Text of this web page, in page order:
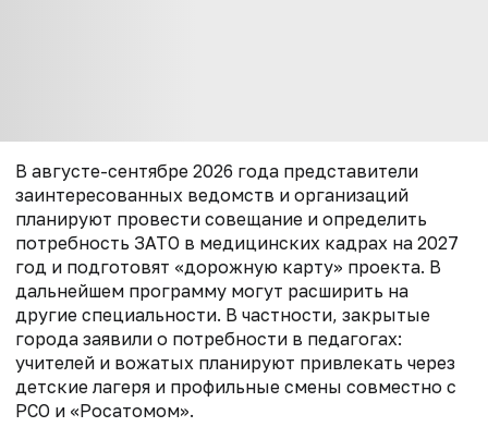
В августе-сентябре 2026 года представители
заинтересованных ведомств и организаций
планируют провести совещание и определить
потребность ЗАТО в медицинских кадрах на 2027
год и подготовят «дорожную карту» проекта. В
дальнейшем программу могут расширить на
другие специальности. В частности, закрытые
города заявили о потребности в педагогах:
учителей и вожатых планируют привлекать через
детские лагеря и профильные смены совместно с
РСО и «Росатомом».